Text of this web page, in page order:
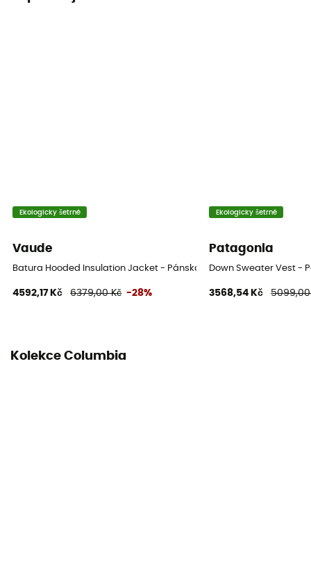
Materiály
Složení plniva
Ekologicky šetrné
Vaude
Batura Hooded Insulation Jacket - Pánská Péřova
4592,17 Kč 6379,00 Kč -28%
Ekologicky šetrné
Patagonia
Down Sweater Vest -
3568,54 Kč 5099,00
Kolekce Columbia